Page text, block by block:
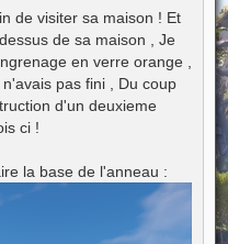
de visiter sa maison ! Et
de sa maison , Je
en verre orange ,
pas fini , Du coup
d'un deuxieme
ci !
la base de l'anneau :